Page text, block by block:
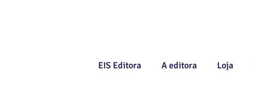
EIS Editora A editora Loja